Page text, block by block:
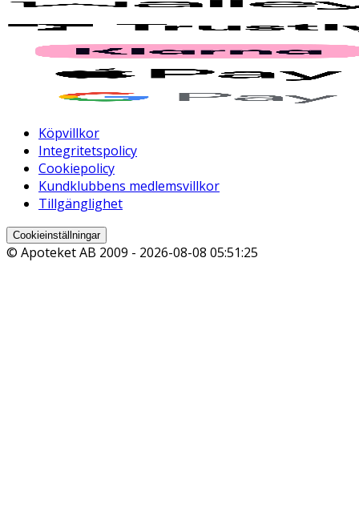
Köpvillkor
Integritetspolicy
Cookiepolicy
Kundklubbens medlemsvillkor
Tillgänglighet
Cookieinställningar
© Apoteket AB 2009 - 2026-08-08 05:51:25